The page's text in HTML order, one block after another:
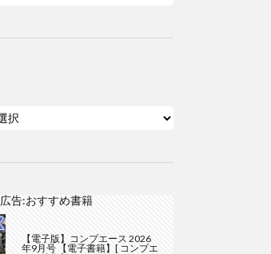
広告:おすすめ書籍
【電子版】コンプエース 2026
年9月号 【電子書籍】[ コンプエ